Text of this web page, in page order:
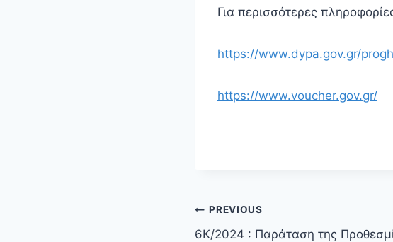
Για περισσότερες
https://www.dypa.gov.gr/
https://www.voucher.gov.gr/
PREVIOUS
6Κ/2024 : Παράταση της